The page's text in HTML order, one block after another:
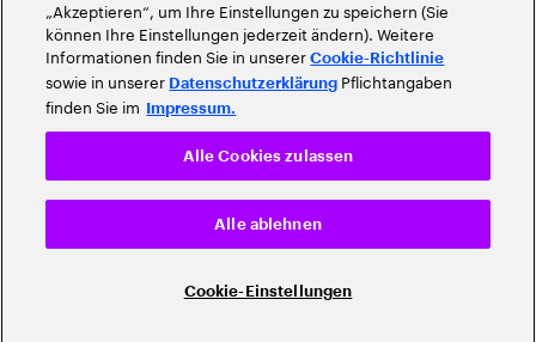
„Akzeptieren“, um Ihre Einstellungen zu speichern (Sie
können Ihre Einstellungen jederzeit ändern). Weitere
Informationen finden Sie in unsererCookie-Richtlinie
sowie in unserer Datenschutzerklärung Pflichtangaben
finden Sie im Impressum.
Cookie-Einstellungen
Alle ablehnen
Alle Cookies zulassen